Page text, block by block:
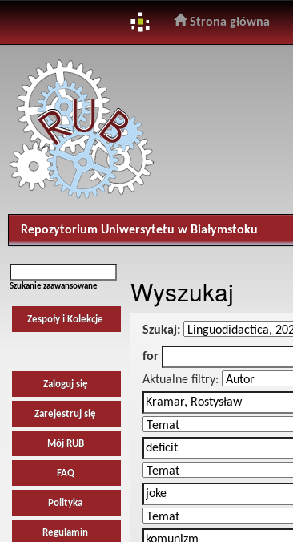
navigation
Strona główna
Repozytorium Uniwersytetu w Białymstoku
Szukanie zaawansowane
Zespoły i Kolekcje
Zaloguj się
Zarejestruj się
Mój RUB
FAQ
Polityka
Regulamin
Wyszukaj
Szukaj:
for
Aktualne filtry: